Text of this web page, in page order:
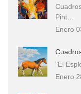
Pint…
Enero
"El
Enero